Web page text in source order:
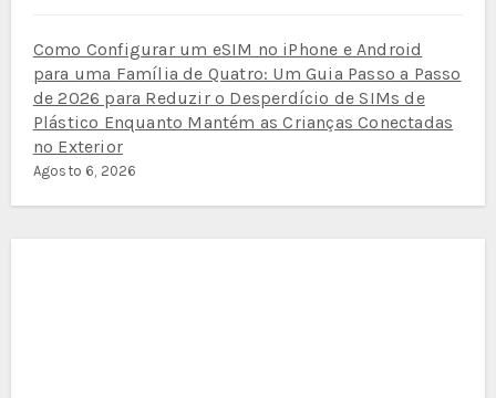
Como Configurar um eSIM no iPhone e Android
para uma Família de Quatro: Um Guia Passo a Passo
de 2026 para Reduzir o Desperdício de SIMs de
Plástico Enquanto Mantém as Crianças Conectadas
no Exterior
Agosto 6, 2026